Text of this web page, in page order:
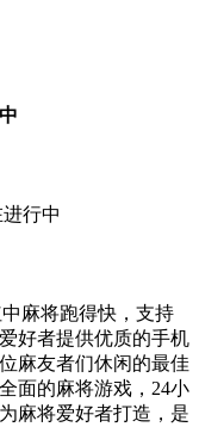
行中
中麻将跑得快，支持
好者提供优质的手机
麻友者们休闲的最佳
面的麻将游戏，24小
麻将爱好者打造，是